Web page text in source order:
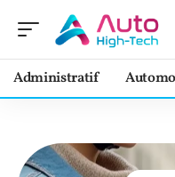
Administratif